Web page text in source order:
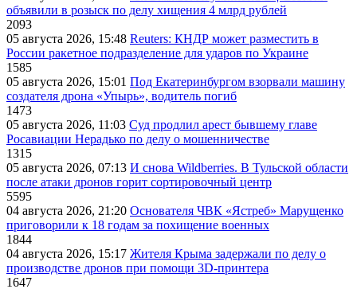
объявили в розыск по делу хищения 4 млрд рублей
2093
05 августа 2026, 15:48 Reuters: КНДР может разместить в
России ракетное подразделение для ударов по Украине
1585
05 августа 2026, 15:01 Под Екатеринбургом взорвали машину
создателя дрона «Упырь», водитель погиб
1473
05 августа 2026, 11:03 Суд продлил арест бывшему главе
Росавиации Нерадько по делу о мошенничестве
1315
05 августа 2026, 07:13 И снова Wildberries. В Тульской области
после атаки дронов горит сортировочный центр
5595
04 августа 2026, 21:20 Основателя ЧВК «Ястреб» Марущенко
приговорили к 18 годам за похищение военных
1844
04 августа 2026, 15:17 Жителя Крыма задержали по делу о
производстве дронов при помощи 3D‑принтера
1647